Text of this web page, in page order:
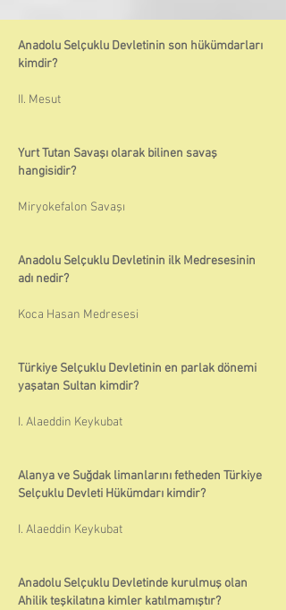
Anadolu Selçuklu Devletinin son hükümdarları
kimdir?
II. Mesut
Yurt Tutan Savaşı olarak bilinen savaş
hangisidir?
Miryokefalon Savaşı
Anadolu Selçuklu Devletinin ilk Medresesinin
adı nedir?
Koca Hasan Medresesi
Türkiye Selçuklu Devletinin en parlak dönemi
yaşatan Sultan kimdir?
I. Alaeddin Keykubat
Alanya ve Suğdak limanlarını fetheden Türkiye
Selçuklu Devleti Hükümdarı kimdir?
I. Alaeddin Keykubat
Anadolu Selçuklu Devletinde kurulmuş olan
Ahilik teşkilatına kimler katılmamıştır?